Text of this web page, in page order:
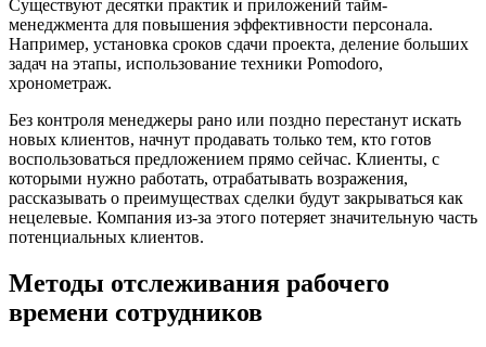
Существуют десятки практик и приложений тайм-
менеджмента для повышения эффективности персонала.
Например, установка сроков сдачи проекта, деление больших
задач на этапы, использование техники Pomodoro,
хронометраж.
Без контроля менеджеры рано или поздно перестанут искать
новых клиентов, начнут продавать только тем, кто готов
воспользоваться предложением прямо сейчас. Клиенты, с
которыми нужно работать, отрабатывать возражения,
рассказывать о преимуществах сделки будут закрываться как
нецелевые. Компания из-за этого потеряет значительную часть
потенциальных клиентов.
Методы отслеживания рабочего
времени сотрудников